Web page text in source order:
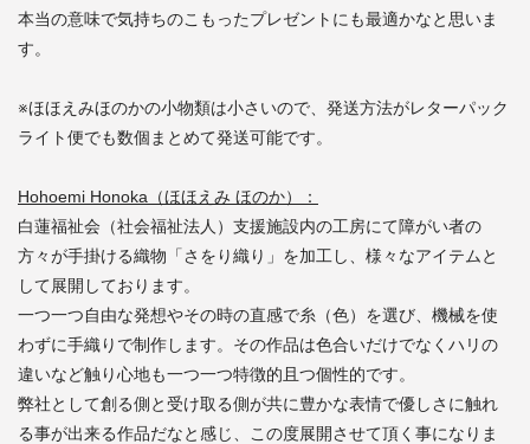
本当の意味で気持ちのこもったプレゼントにも最適かなと思いま
す。
※ほほえみほのかの小物類は小さいので、発送方法がレターパック
ライト便でも数個まとめて発送可能です。
Hohoemi Honoka（ほほえみ ほのか）：
白蓮福祉会（社会福祉法人）支援施設内の工房にて障がい者の
方々が手掛ける織物「さをり織り」を加工し、様々なアイテムと
して展開しております。
一つ一つ自由な発想やその時の直感で糸（色）を選び、機械を使
わずに手織りで制作します。その作品は色合いだけでなくハリの
違いなど触り心地も一つ一つ特徴的且つ個性的です。
弊社として創る側と受け取る側が共に豊かな表情で優しさに触れ
る事が出来る作品だなと感じ、この度展開させて頂く事になりま